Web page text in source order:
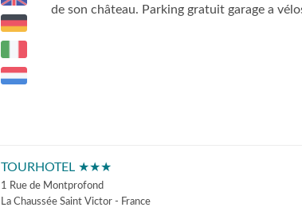
de son château. Parking gratuit garage a
TOURHOTEL ★★★
1 Rue de Montprofond
La Chaussée Saint Victor - France